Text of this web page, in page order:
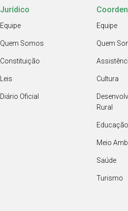
Jurídico
Equipe
Quem Somos
Constituição
Leis
Diário Oficial
Equipe
Quem
Cultura
Rural
Educação
Meio
Saúde
Turismo